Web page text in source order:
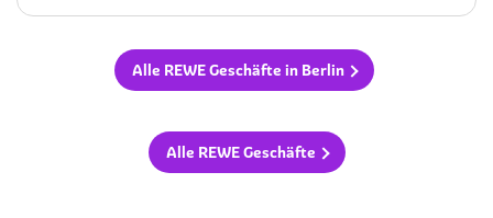
Alle REWE Geschäfte in Berlin
Alle REWE Geschäfte